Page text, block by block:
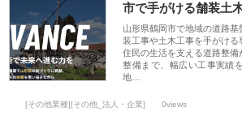
市で手がける舗装土
山形県鶴岡市で地域の道路
装工事や土木工事を手がけ
住民の生活を支える道路整
整備まで、幅広い工事実績
地…
[その他業種][その他_法人・企業] 0views